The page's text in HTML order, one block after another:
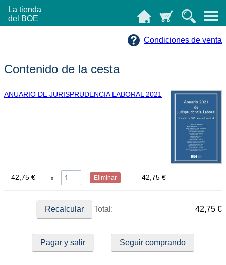
La tienda
del BOE
Condiciones de venta
Contenido de la cesta
ANUARIO DE JURISPRUDENCIA LABORAL 2021
42,75 € Eliminar 42,75 €
Total: 42,75 €
Pagar y salir Seguir comprando